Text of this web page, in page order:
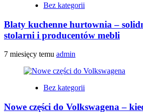
Bez kategorii
Blaty kuchenne hurtownia –
stolarni i producentów mebli
7 miesięcy temu admin
Bez kategorii
Nowe części do Volkswagena –